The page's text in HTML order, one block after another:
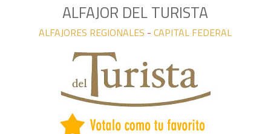
CONTACTO
ALFAJORES NACIONALES
ALFAJORES REGIONALES
BUENOS AIRES
ALFAJOR DEL TURISTA
ALFAJORES REGIONALES -CAPITAL FEDERAL